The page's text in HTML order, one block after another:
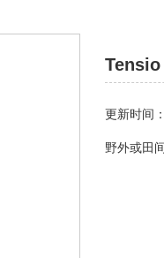
Tensio
更新时间
野外或田